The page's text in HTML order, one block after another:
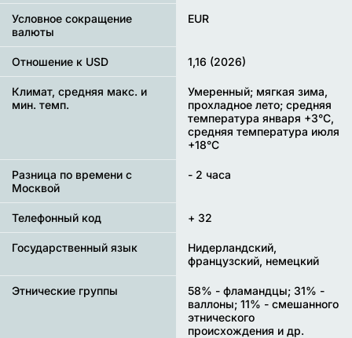
Условное сокращение
валюты
EUR
Отношение к USD 1,16 (2026)
Климат, средняя макс. и
мин. темп.
Умеренный; мягкая зима,
прохладное лето; средняя
температура января +3°С,
средняя температура июля
+18°C
Разница по времени с
Москвой
- 2 часа
Телефонный код + 32
Государственный язык
Нидерландский,
французский, немецкий
Этнические группы
58% - фламандцы; 31% -
валлоны; 11% - смешанного
этнического
происхождения и др.